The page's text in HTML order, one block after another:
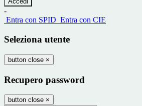
-
Entra con SPID Entra con CIE
Seleziona utente
button close ×
Recupero password
button close ×